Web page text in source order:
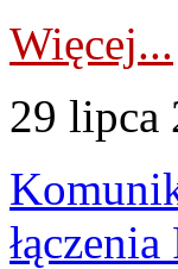
Więcej...
29 lipca